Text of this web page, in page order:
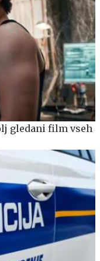
gledani film vseh